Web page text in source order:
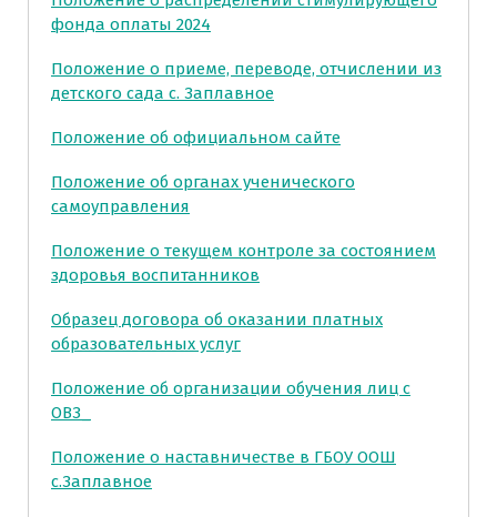
фонда оплаты 2024
Положение о приеме, переводе, отчислении из
детского сада с. Заплавное
Положение об официальном сайте
Положение об органах ученического
самоуправления
Положение о текущем контроле за состоянием
здоровья воспитанников
Образец договора об оказании платных
образовательных услуг
Положение об организации обучения лиц с
ОВЗ_
Положение о наставничестве в ГБОУ ООШ
с.Заплавное